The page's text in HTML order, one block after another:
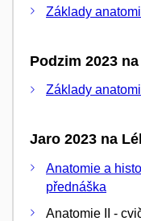
Základy
Podzim 2023
Základy
Jaro 2023 na
Anatomie a
přednáška
Anatomie II -